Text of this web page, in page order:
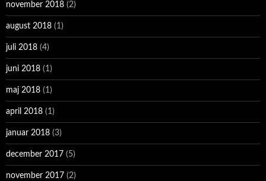
november 2018 (2)
august 2018 (1)
juli 2018 (4)
juni 2018 (1)
maj 2018 (1)
april 2018 (1)
januar 2018 (3)
december 2017 (5)
november 2017 (2)